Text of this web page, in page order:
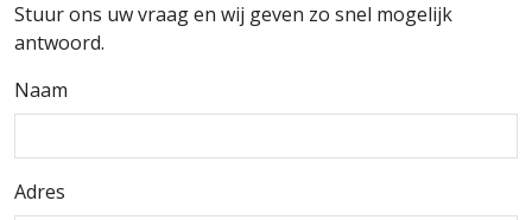
Stuur ons uw vraag en wij geven zo snel mogelijk
antwoord.
Naam
Adres